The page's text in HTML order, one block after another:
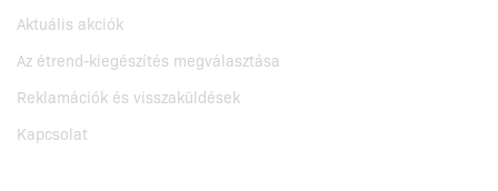
Aktuális akciók
Az étrend-kiegészítés megválasztása
Reklamációk és visszaküldések
Kapcsolat